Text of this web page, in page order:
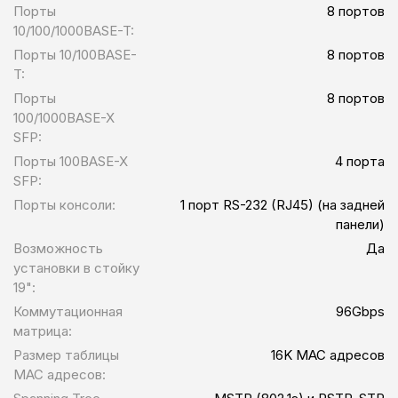
менее чем 70 Вт и находится далеко
впереди отраслевых стандартов.
Высокая надежность Серия
реализует выверенный годами опыт
последовательного развития Ethernet-
коммутаторов и позволяют достичь
надежности в жестких условиях
промышленной эксплуатации:
Безвентиляторный дизайн, коммутатор
может нормально эксплуатироваться в
широком диапазоне температур от -40 ℃
до 85 ℃ Поддержка технология "RSTP"
(Rapid Spanning-Tree Protocol) Нулевые
потери пакетов при пересылке Степень
защиты IP40 (защита от посторонних
предметов больше 1мм) Механизм
предупреждения о возникновении
неполадок для незамедлительного
Порты
10/100/1000BASE-T:
8 портов
Порты 10/100BASE-
T:
8 портов
Порты
100/1000BASE-X
SFP:
8 портов
Порты 100BASE-X
SFP:
4 порта
Порты консоли:
1 порт RS-232 (RJ45) (на задней
панели)
Возможность
установки в стойку
19":
Да
Коммутационная
матрица:
96Gbps
Размер таблицы
MAC адресов:
16K MAC адресов